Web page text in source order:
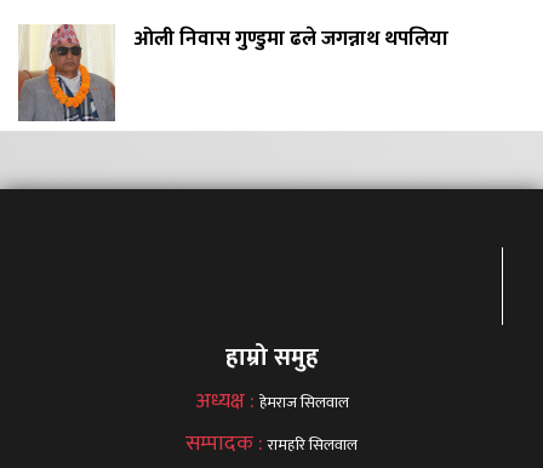
ओली निवास गुण्डुमा ढले जगन्नाथ थपलिया
हाम्रो समुह
अध्यक्ष : हेमराज सिलवाल
सम्पादक :रामहरि सिलवाल